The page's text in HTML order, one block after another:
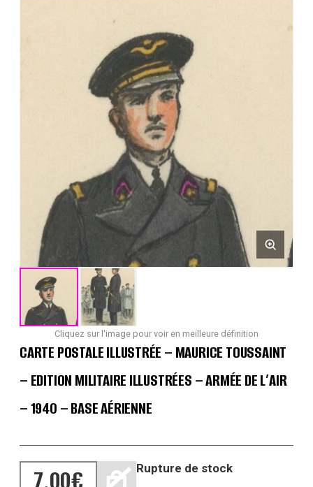
Cliquez sur l'image pour voir en meilleure définition
CARTE POSTALE ILLUSTRÉE – MAURICE TOUSSAINT
– EDITION MILITAIRE ILLUSTRÉES – ARMÉE DE L’AIR
– 1940 – BASE AÉRIENNE
Rupture de stock